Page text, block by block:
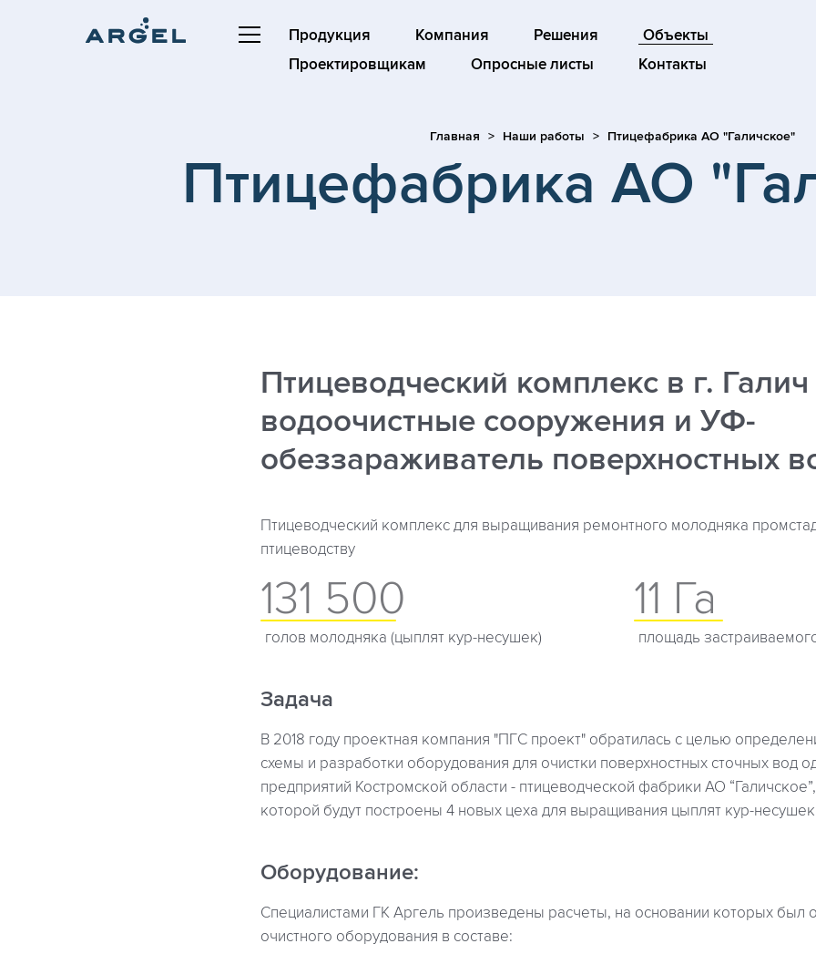
Продукция Компания Решения
Объекты
Проектировщикам
Опросные листы Контакты
Главная Наши работы Птицефабрика АО "Галичское"
Птицефабрика АО
Птицеводческий комплекс в г. Галич
водоочистные сооружения и УФ-
обеззараживатель поверхностных
Птицеводческий комплекс для выращивания ремонтного молодняка
птицеводству
131 500
голов молодняка (цыплят кур-несушек)
11 Га
площадь
Задача
В 2018 году проектная компания "ПГС проект" обратилась с целью
схемы и разработки оборудования для очистки поверхностных сточных вод
предприятий Костромской области - птицеводческой фабрики АО
которой будут построены 4 новых цеха для выращивания цыплят кур-
Оборудование:
Специалистами ГК Аргель произведены расчеты, на основании которых был
очистного оборудования в составе: